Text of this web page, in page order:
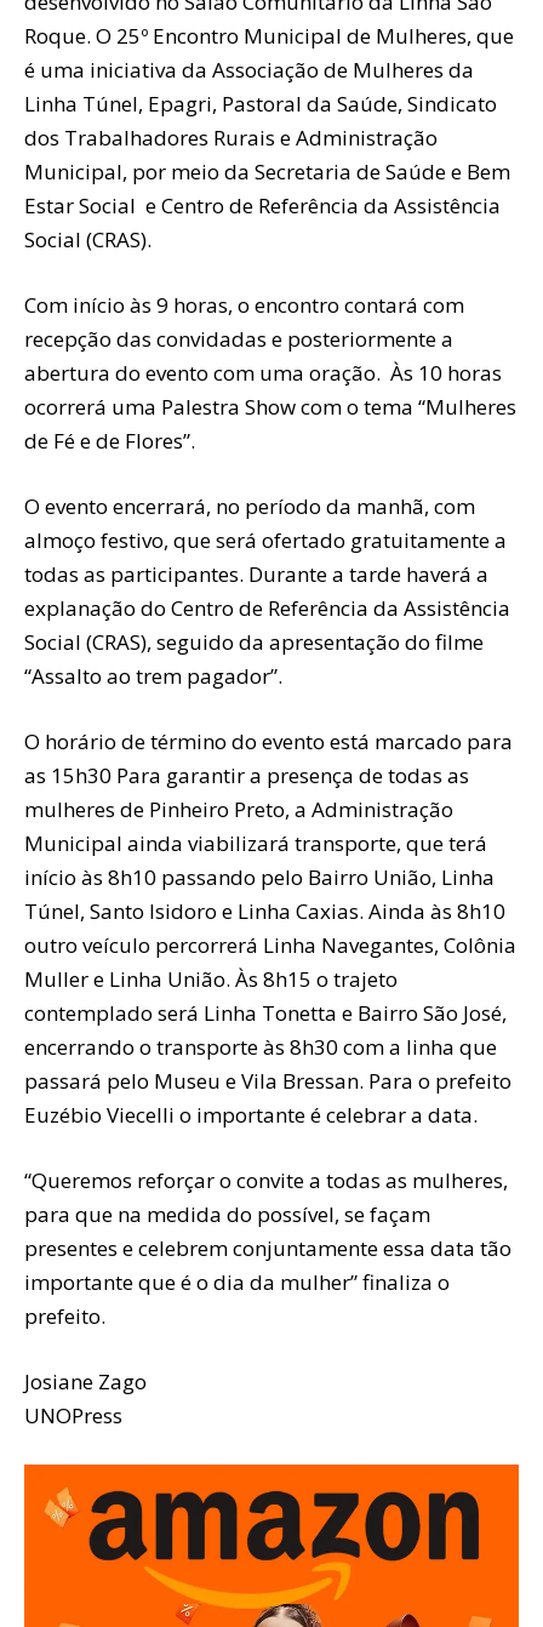
Roque. O 25º Encontro Municipal de Mulheres, que
é uma iniciativa da Associação de Mulheres da
Linha Túnel, Epagri, Pastoral da Saúde, Sindicato
dos Trabalhadores Rurais e Administração
Municipal, por meio da Secretaria de Saúde e Bem
Estar Social e Centro de Referência da Assistência
Social (CRAS).
Com início às 9 horas, o encontro contará com
recepção das convidadas e posteriormente a
abertura do evento com uma oração. Às 10 horas
ocorrerá uma Palestra Show com o tema “Mulheres
de Fé e de Flores”.
O evento encerrará, no período da manhã, com
almoço festivo, que será ofertado gratuitamente a
todas as participantes. Durante a tarde haverá a
explanação do Centro de Referência da Assistência
Social (CRAS), seguido da apresentação do filme
“Assalto ao trem pagador”.
O horário de término do evento está marcado para
as 15h30 Para garantir a presença de todas as
mulheres de Pinheiro Preto, a Administração
Municipal ainda viabilizará transporte, que terá
início às 8h10 passando pelo Bairro União, Linha
Túnel, Santo Isidoro e Linha Caxias. Ainda às 8h10
outro veículo percorrerá Linha Navegantes, Colônia
Muller e Linha União. Às 8h15 o trajeto
contemplado será Linha Tonetta e Bairro São José,
encerrando o transporte às 8h30 com a linha que
passará pelo Museu e Vila Bressan. Para o prefeito
Euzébio Viecelli o importante é celebrar a data.
“Queremos reforçar o convite a todas as mulheres,
para que na medida do possível, se façam
presentes e celebrem conjuntamente essa data tão
importante que é o dia da mulher” finaliza o
prefeito.
Josiane Zago
UNOPress